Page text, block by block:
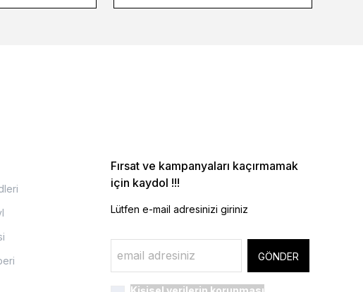
Fırsat ve kampanyaları kaçırmamak
için kaydol !!!
Lütfen e-mail adresinizi giriniz
GÖNDER